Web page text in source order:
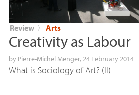
Review 〉 Arts
Creativity as Labour
by Pierre-Michel Menger, 24 February 2014
What is Sociology of Art? (II)